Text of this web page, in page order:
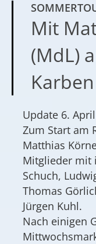
Mit
(MdL)
Update 6.
Zum Start am
Matthias
Mitglieder mit
Schuch,
Thomas
Jürgen Kuhl.
Nach einigen